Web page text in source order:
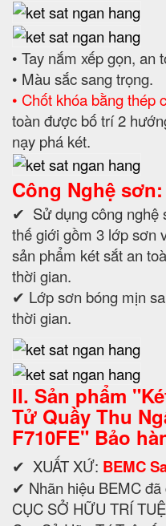
• Tay nắm xếp gọn, an
• Màu sắc sang trọng.
• Chốt khóa bằng thép
toàn được bố trí 2
nạy phá két.
Công Nghệ sơn:
✔ Sử dụng công nghệ
thế giới gồm 3 lớp sơn
sản phẩm két sắt an
thời gian.
✔ Lớp sơn bóng mịn
thời gian.
II. Sản phẩm "
Tử Quầy Thu
F710FE" Bảo
✔ XUẤT XỨ: BEMC
✔ Nhãn hiệu BEMC
CỤC SỞ HỮU TRÍ